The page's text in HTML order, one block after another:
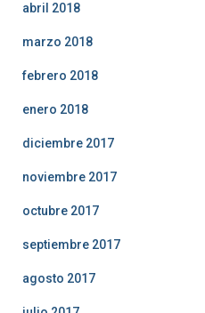
abril 2018
marzo 2018
febrero 2018
enero 2018
diciembre 2017
noviembre 2017
octubre 2017
septiembre 2017
agosto 2017